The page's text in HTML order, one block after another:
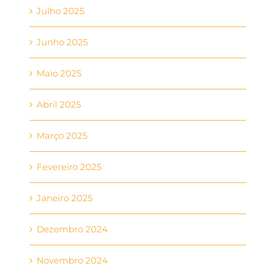
Julho 2025
Junho 2025
Maio 2025
Abril 2025
Março 2025
Fevereiro 2025
Janeiro 2025
Dezembro 2024
Novembro 2024